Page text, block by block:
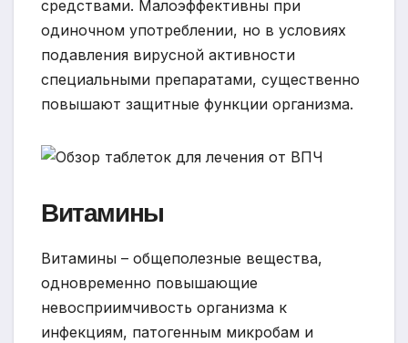
средствами. Малоэффективны при
одиночном употреблении, но в условиях
подавления вирусной активности
специальными препаратами, существенно
повышают защитные функции организма.
Витамины
Витамины – общеполезные вещества,
одновременно повышающие
невосприимчивость организма к
инфекциям, патогенным микробам и